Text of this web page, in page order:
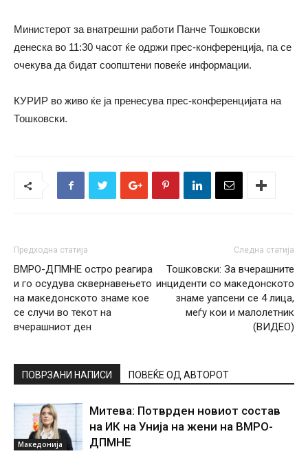
Министерот за внатрешни работи Панче Тошковски
денеска во 11:30 часот ќе одржи прес-конференција, па се
очекува да бидат соопштени повеќе информации.
КУРИР во живо ќе ја пренесува прес-конференцијата на
Тошковски.
Предходна статија
ВМРО-ДПМНЕ остро реагира
и го осудува сквернавењето
на македонското знаме кое
се случи во текот на
вчерашниот ден
Следна статија
Тошковски: За вчерашните
инциденти со македонското
знаме уапсени се 4 лица,
меѓу кои и малолетник
(ВИДЕО)
ПОВРЗАНИ НАПИСИ ПОВЕЌЕ ОД АВТОРОТ
Македонија
Митева: Потврден новиот состав
на ИК на Унија на жени на ВМРО-
ДПМНЕ